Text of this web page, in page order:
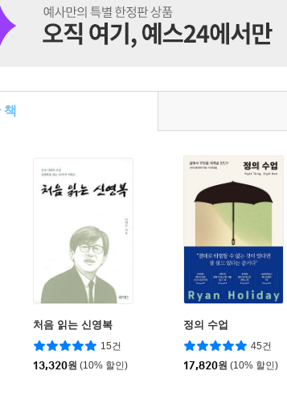
책
처음 읽는 신영복
15건
13,320원 (10% 할인)
정의 수업
45건
17,820원 (10% 할인)